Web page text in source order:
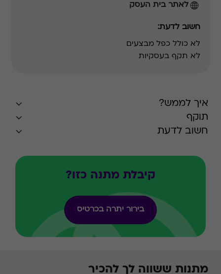
לאתר בית העסק
חשוב לדעת:
לא כולל כפל מבצעים
לא תקף בעסקיות
איך לממש?
תוקף
חשוב לדעת
קיבלת מתנה כזו?
בירור יתרה בכרטיס
מתנות ששווה לך להכיר